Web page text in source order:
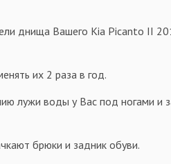
днища Вашего Kia Picanto II
их 2 раза в год.
лужи воды у Вас под ногами и
брюки и задник обуви.